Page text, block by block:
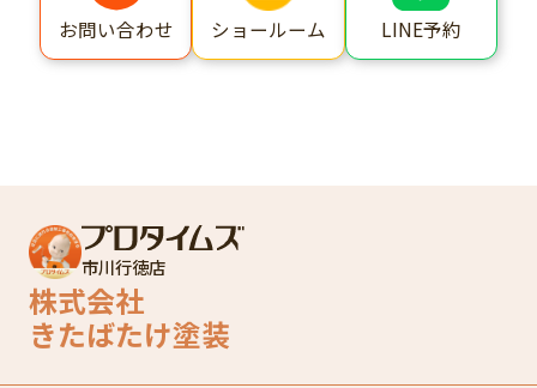
お問い合わせ ショールーム LINE予約
市川行徳店
株式会社
きたばたけ塗装